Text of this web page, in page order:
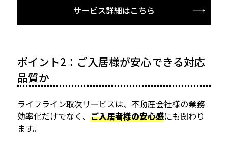
サービス詳細はこちら
ポイント2：ご入居様が安心できる対応
品質か
ライフライン取次サービスは、不動産会社様の業務
効率化だけでなく、 ご入居者様の安心感にも関わり
ます。